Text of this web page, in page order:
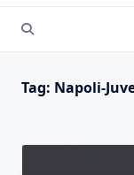
Tag: Napoli-